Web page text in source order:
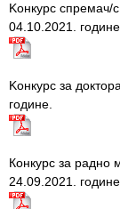
Kонкурс спремач/
04.10.2021. године.
Kонкурс за
године.
Конкурс за радно
24.09.2021. године.